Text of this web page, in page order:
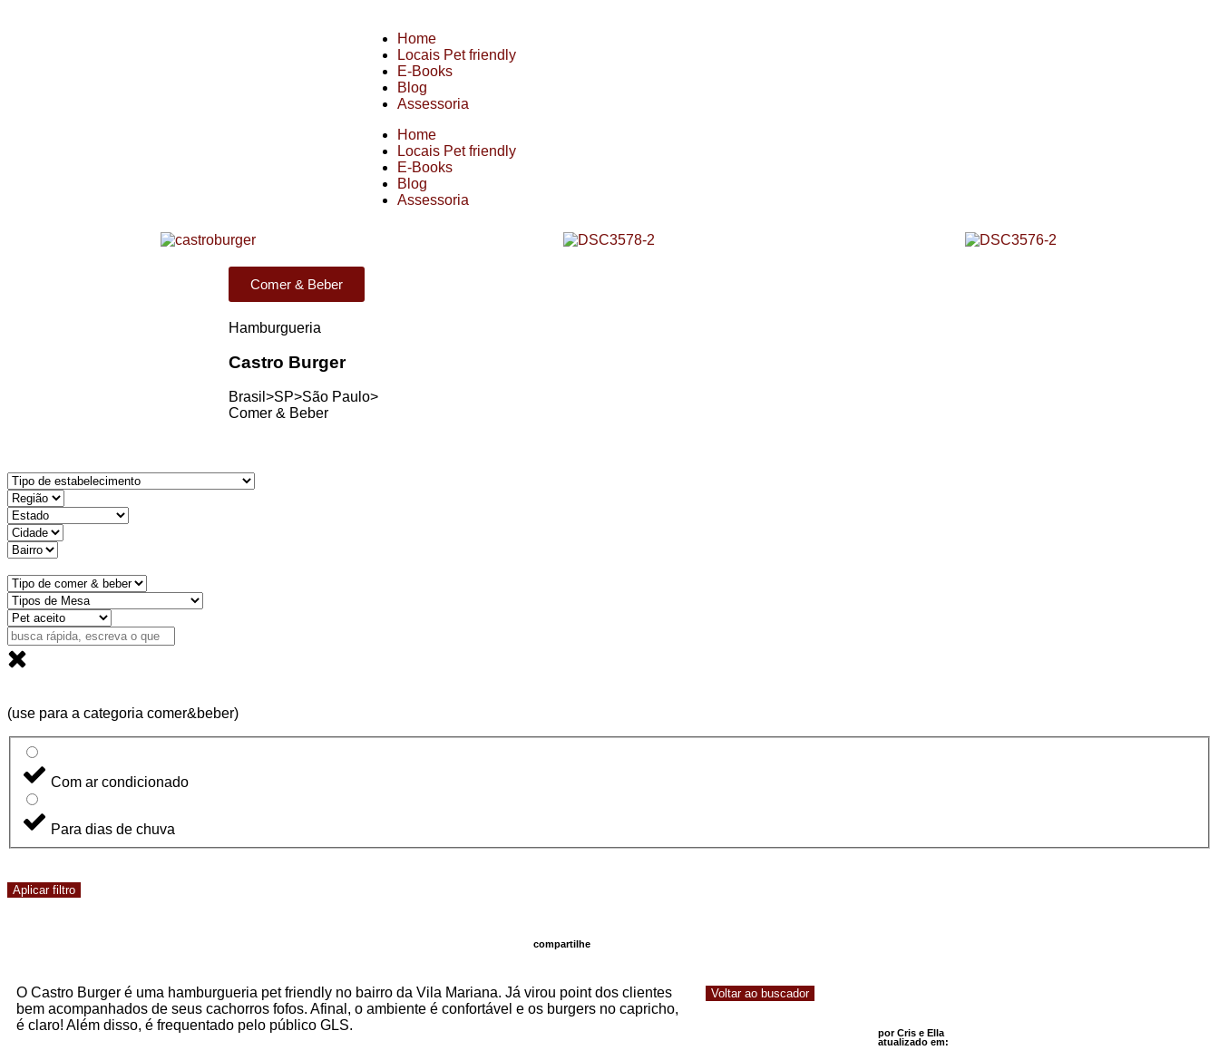
Home
Locais Pet friendly
E-Books
Blog
Assessoria
Home
Locais Pet friendly
E-Books
Blog
Assessoria
Comer & Beber
Hamburgueria
Castro Burger
Brasil>SP>São Paulo>
Comer & Beber
(use para a categoria comer&beber)
Com ar condicionado
Para dias de chuva
Aplicar filtro
compartilhe
O Castro Burger é uma hamburgueria pet friendly no bairro da Vila Mariana. Já virou point dos clientes
bem acompanhados de seus cachorros fofos. Afinal, o ambiente é confortável e os burgers no capricho,
é claro! Além disso, é frequentado pelo público GLS.
Voltar ao buscador
por Cris e Ella
atualizado em: